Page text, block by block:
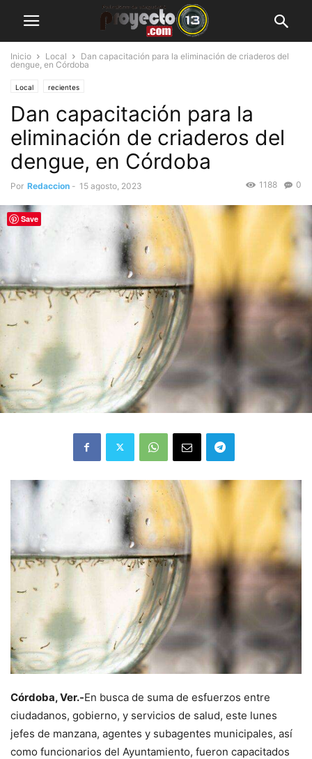
Inicio Local
Dan capacitación para la eliminación de criaderos del
dengue, en Córdoba
Local recientes
Dan capacitación para la
eliminación de criaderos del
dengue, en Córdoba
Por Redaccion - 15 agosto, 2023 0
1188
Córdoba, Ver.-En busca de suma de esfuerzos entre
ciudadanos, gobierno, y servicios de salud, este lunes
jefes de manzana, agentes y subagentes municipales, así
como funcionarios del Ayuntamiento, fueron capacitados
Save